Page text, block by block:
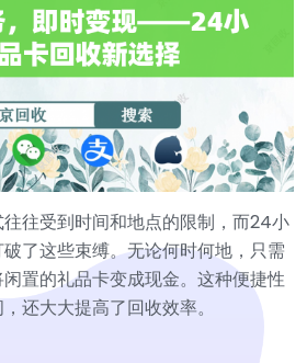
往受到时间和地点的限制，而24小
了这些束缚。无论何时何地，只需
置的礼品卡变成现金。这种便捷性
还大大提高了回收效率。